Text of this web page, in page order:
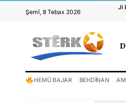
Şemî, 8 Tebax 2026
Ji
HEMÛ BAJAR BEHDÎNAN